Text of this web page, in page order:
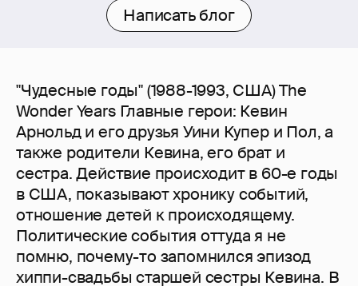
Написать блог
"Чудесные годы" (1988-1993, США) The
Wonder Years Главные герои: Кевин
Арнольд и его друзья Уини Купер и Пол, а
также родители Кевина, его брат и
сестра. Действие происходит в 60-е годы
в США, показывают хронику событий,
отношение детей к происходящему.
Политические события оттуда я не
помню, почему-то запомнился эпизод
хиппи-свадьбы старшей сестры Кевина. В